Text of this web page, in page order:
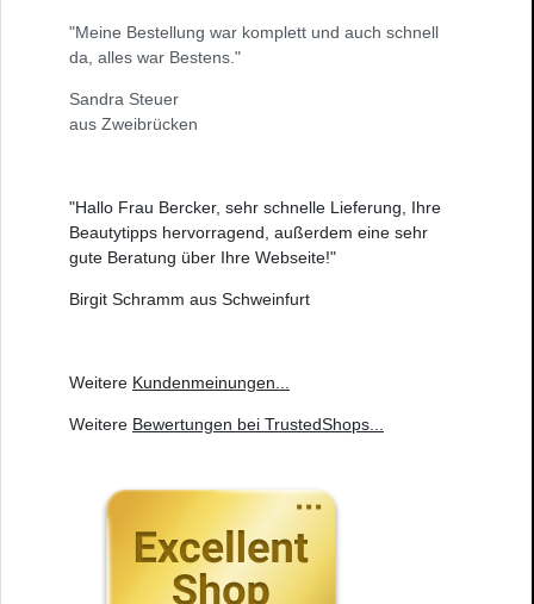
"Meine Bestellung war komplett und auch schnell
da, alles war Bestens."
Sandra Steuer
aus Zweibrücken
"Hallo Frau Bercker, sehr schnelle Lieferung, Ihre
Beautytipps hervorragend, außerdem eine sehr
gute Beratung über Ihre Webseite!"
Birgit Schramm aus Schweinfurt
Weitere Kundenmeinungen
Weitere Bewertungen bei TrustedShops